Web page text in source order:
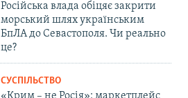
Російська влада обіцяє закрити
морський шлях українським
БпЛА до Севастополя. Чи реально
це?
СУСПІЛЬСТВО